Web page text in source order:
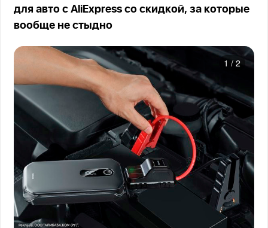
для авто с AliExpress со скидкой, за которые
вообще не стыдно
1 / 2